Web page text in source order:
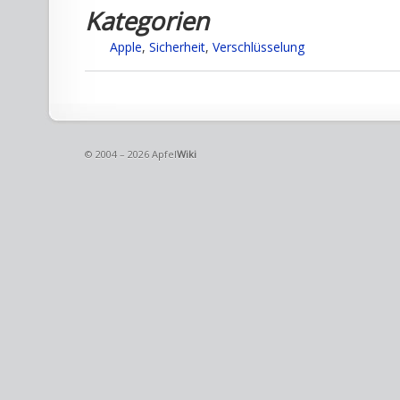
Kategorien
Apple, Sicherheit, Verschlüsselung
© 2004 – 2026 ApfelWiki